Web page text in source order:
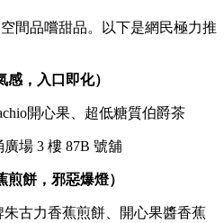
間品嚐甜品。以下是網民極力推
，入口即化）
開心果、超低糖質伯爵茶
廣場 3 樓 87B 號舖
餅，邪惡爆燈）
朱古力香蕉煎餅、開心果醬香蕉